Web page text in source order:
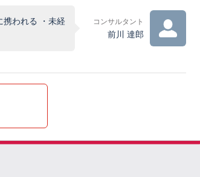
携われる ・未経
コンサルタント
前川 達郎